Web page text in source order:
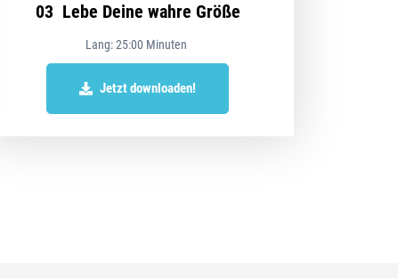
03 Lebe Deine wahre Größe
Lang: 25:00 Minuten
Jetzt downloaden!